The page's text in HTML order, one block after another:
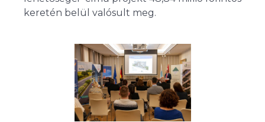
keretén belül valósult meg.